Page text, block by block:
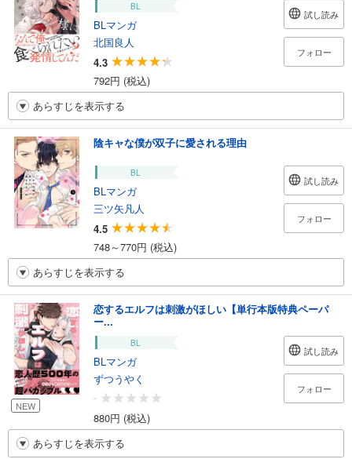
BL
BLマンガ
北国良人
4.3
792円 (税込)
試し読み
フォロー
あらすじを表示する
陰キャな僕が双子に愛される理由
BL
BLマンガ
三ツ矢凡人
4.5
748～770円 (税込)
試し読み
フォロー
あらすじを表示する
NEW
恋するエルフは刺激がほしい【単行本版特典ペーパ
ー...
BL
BLマンガ
ずつうやく
-
880円 (税込)
試し読み
フォロー
あらすじを表示する